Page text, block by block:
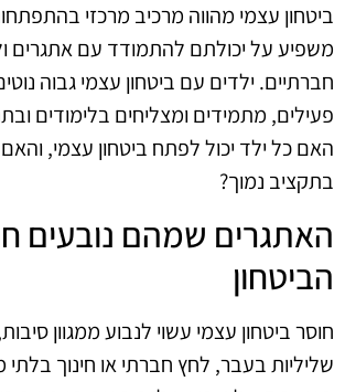
ביטחון עצמי מהווה מרכיב מרכזי
משפיע על יכולתם להתמודד עם אתגרים
חברתיים. ילדים עם ביטחון עצמי גבוה
פעילים, מתמידים ומצליחים בלימודים
האם כל ילד יכול לפתח ביטחון עצמי,
בתקציב נמוך?
האתגרים שמהם נובעים
הביטחון
חוסר ביטחון עצמי עשוי לנבוע ממגוון סיבות,
שליליות בעבר, לחץ חברתי או חינוך